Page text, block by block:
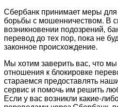
Сбербанк принимает меры
борьбы с мошенничеством. В
возникновении подозрений,
перевод до тех пор, пока не
законное происхождение.
Мы хотим заверить вас, что
отношения к блокировке
стараемся предоставлять
сервис и помочь им решить
Если у вас возникли какие-